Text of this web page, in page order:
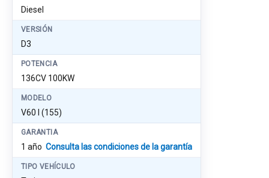
Diesel
VERSIÓN
D3
POTENCIA
136CV 100KW
MODELO
V60 I (155)
GARANTIA
1 año Consulta las condiciones de la garantía
TIPO VEHÍCULO